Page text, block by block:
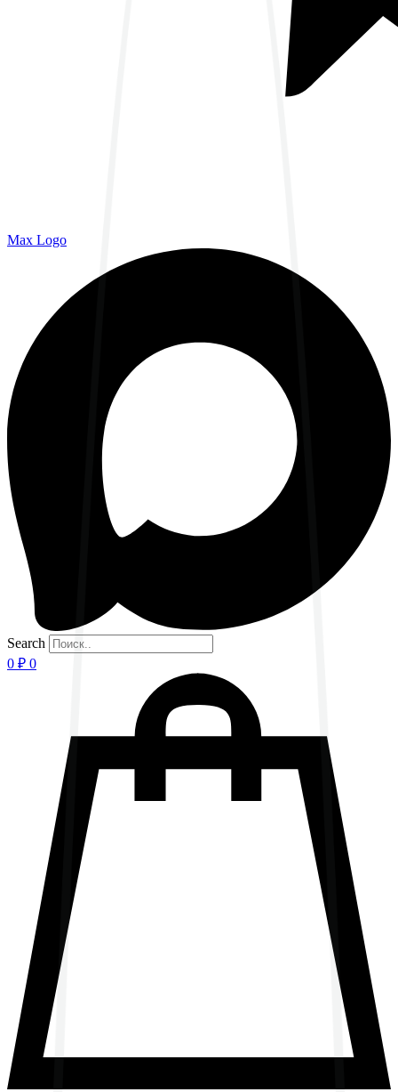
Max Logo
Search
0 ₽ 0